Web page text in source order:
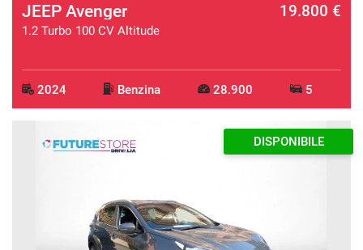
JEEP Avenger
1.2 Turbo 100 CV Altitude
19.800 €
2024 Benzina 28.900 5
DISPONIBILE